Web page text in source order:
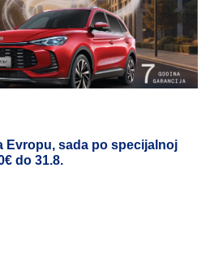
Evropu, sada po specijalnoj
do 31.8.